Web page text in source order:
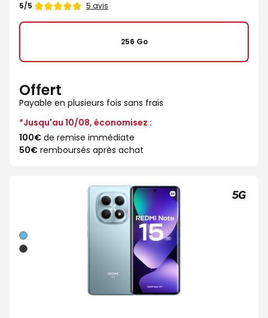
Note
5/5 5 avis
256 Go
Offert
Payable en plusieurs fois sans frais
*Jusqu'au 10/08, économisez :
100€ de remise immédiate
50€ remboursés après achat
Bleu
Noir